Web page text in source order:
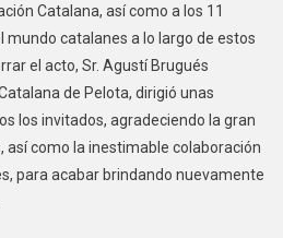
Catalana, así como a los 11
catalanes a lo largo de estos
el acto, Sr. Agustí Brugués
de Pelota, dirigió unas
los invitados, agradeciendo la gran
así como la inestimable colaboración
para acabar brindando nuevamente